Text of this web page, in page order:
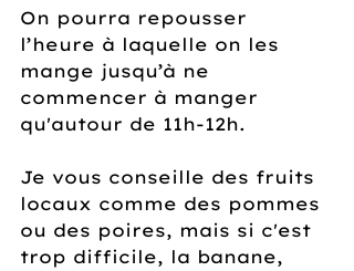
On pourra repousser
l’heure à laquelle on les
mange jusqu’à ne
commencer à manger
qu'autour de 11h-12h.
Je vous conseille des fruits
locaux comme des pommes
ou des poires, mais si c'est
trop difficile, la banane,